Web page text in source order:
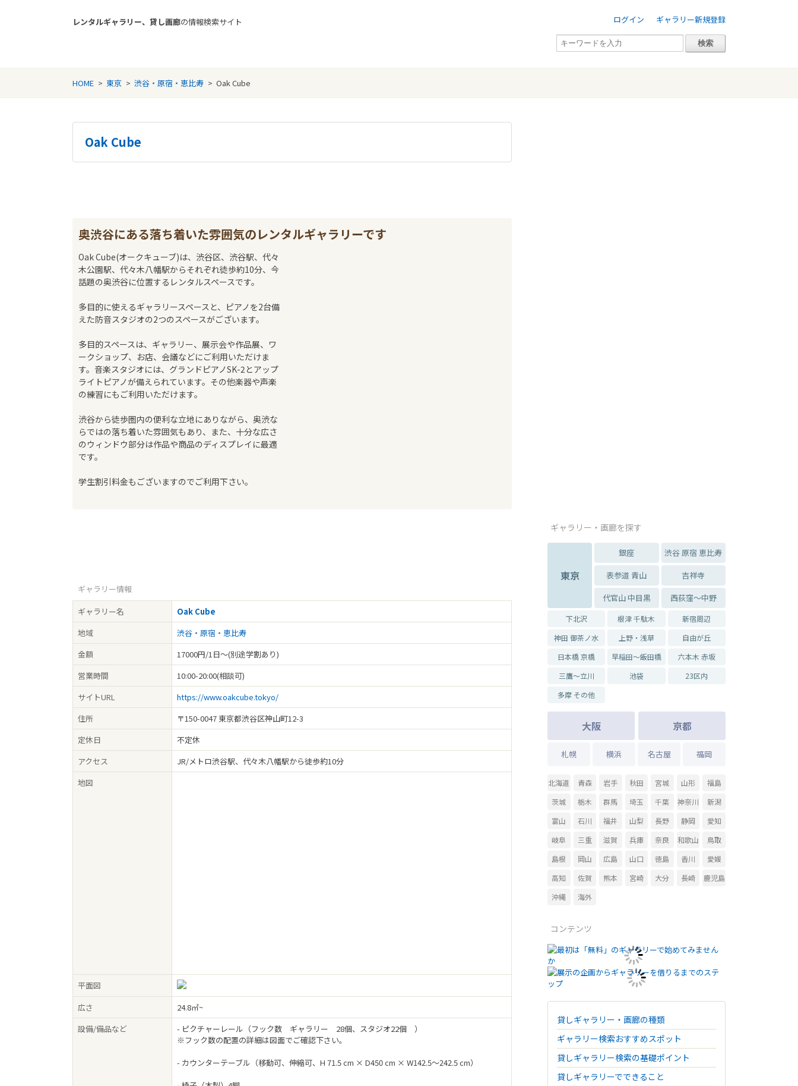
レンタルギャラリー、貸し画廊の情報検索サイト ログイン ギャラリー新規登録
HOME > 東京 > 渋谷・原宿・恵比寿 > Oak Cube
Oak Cube
奥渋谷にある落ち着いた雰囲気のレンタルギャラリーです
Oak Cube(オークキューブ)は、渋谷区、渋谷駅、代々
木公園駅、代々木八幡駅からそれぞれ徒歩約10分、今
話題の奥渋谷に位置するレンタルスペースです。
多目的に使えるギャラリースペースと、ピアノを2台備
えた防音スタジオの2つのスペースがございます。
多目的スペースは、ギャラリー、展示会や作品展、ワ
ークショップ、お店、会議などにご利用いただけま
す。音楽スタジオには、グランドピアノSK-2とアップ
ライトピアノが備えられています。その他楽器や声楽
の練習にもご利用いただけます。
渋谷から徒歩圏内の便利な立地にありながら、奥渋な
らではの落ち着いた雰囲気もあり、また、十分な広さ
のウィンドウ部分は作品や商品のディスプレイに最適
です。
学生割引料金もございますのでご利用下さい。
ギャラリー情報
ギャラリー名
Oak Cube
地域
渋谷・原宿・恵比寿
金額
17000円/1日～(別途学割あり)
営業時間
10:00-20:00(相談可)
サイトURL
https://www.oakcube.tokyo/
住所
〒150-0047 東京都渋谷区神山町12-3
定休日
不定休
アクセス
JR/メトロ渋谷駅、代々木八幡駅から徒歩約10分
地図
平面図
広さ
24.8㎡~
設備/備品など
- ピクチャーレール（フック数 ギャラリー 28個、スタジオ22個 ）
※フック数の配置の詳細は図面でご確認下さい。
- カウンターテーブル（移動可、伸縮可、H 71.5 cm × D450 cm × W142.5～242.5 cm）
ギャラリー・画廊を探す
東京
銀座
渋谷 原宿 恵比寿
表参道 青山
吉祥寺
代官山 中目黒
西荻窪～中野
下北沢 根津 千駄木
新宿周辺
神田 御茶ノ水
上野・浅草
自由が丘
日本橋 京橋
早稲田～飯田橋
六本木 赤坂
三鷹～立川
池袋
23区内
多摩 その他
大阪 京都
札幌 横浜 名古屋 福岡
北海道 青森 岩手 秋田 宮城 山形
福島
茨城
栃木 群馬 埼玉 千葉 神奈川
新潟
富山
石川 福井 山梨 長野 静岡
愛知
岐阜
三重 滋賀 兵庫 奈良 和歌山
鳥取
島根
岡山 広島 山口 徳島 香川
愛媛
高知
佐賀 熊本 宮崎 大分 長崎
鹿児島
沖縄
海外
コンテンツ
貸しギャラリー・画廊の種類
ギャラリー検索おすすめスポット
貸しギャラリー検索の基礎ポイント
貸しギャラリーでできること